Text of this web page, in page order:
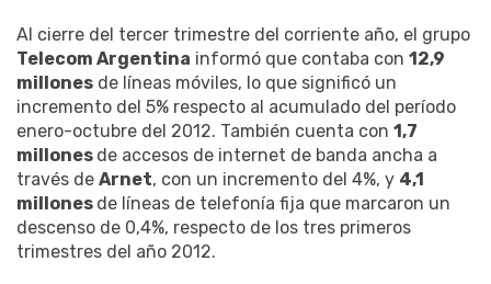
Al cierre del tercer trimestre del corriente año, el grupo
Telecom Argentina informó que contaba con 12,9
millones de líneas móviles, lo que significó un
incremento del 5% respecto al acumulado del período
enero-octubre del 2012. También cuenta con 1,7
millones de accesos de internet de banda ancha a
través de Arnet, con un incremento del 4%, y 4,1
millones de líneas de telefonía fija que marcaron un
descenso de 0,4%, respecto de los tres primeros
trimestres del año 2012.